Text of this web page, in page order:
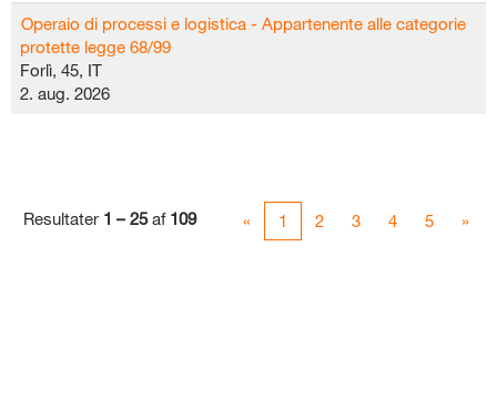
Operaio di processi e logistica - Appartenente alle categorie
protette legge 68/99
Forlì, 45, IT
2. aug. 2026
Resultater 1 – 25af 109 « 1 2 3 4 5 »